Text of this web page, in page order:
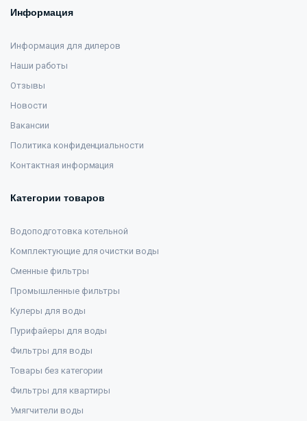
Информация
Информация для дилеров
Наши работы
Отзывы
Новости
Вакансии
Политика конфиденциальности
Контактная информация
Категории товаров
Водоподготовка котельной
Комплектующие для очистки воды
Сменные фильтры
Промышленные фильтры
Кулеры для воды
Пурифайеры для воды
Фильтры для воды
Товары без категории
Фильтры для квартиры
Умягчители воды